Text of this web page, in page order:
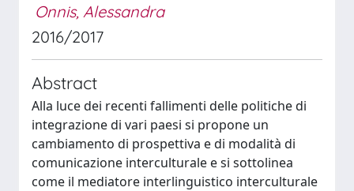
Onnis, Alessandra
2016/2017
Abstract
Alla luce dei recenti fallimenti delle politiche di
integrazione di vari paesi si propone un
cambiamento di prospettiva e di modalità di
comunicazione interculturale e si sottolinea
come il mediatore interlinguistico interculturale